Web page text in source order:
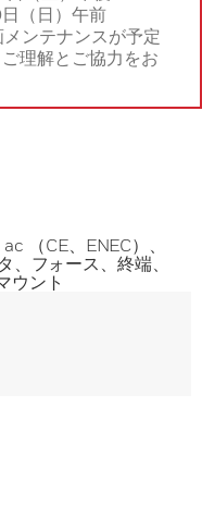
（日）午前
ンテナンスが予定
理解とご協力をお
（CE、ENEC）、
、フォース、終端、
ウント